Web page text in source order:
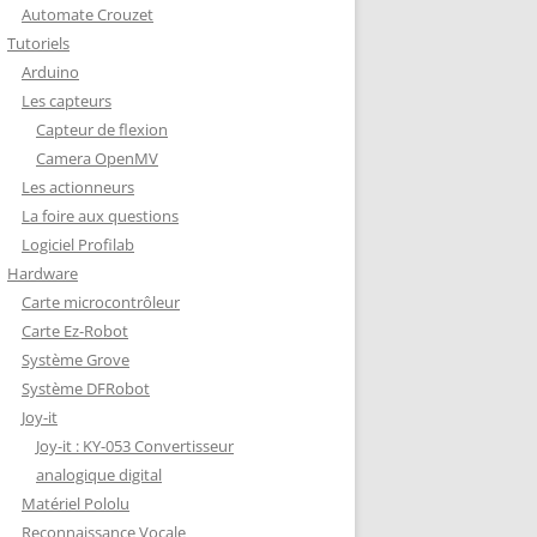
: PORTE FUSIBLE
Automate Crouzet
Tutoriels
Arduino
Les capteurs
Capteur de flexion
Camera OpenMV
Les actionneurs
La foire aux questions
Logiciel Profilab
Hardware
Carte microcontrôleur
Carte Ez-Robot
Système Grove
Système DFRobot
Joy-it
Joy-it : KY-053 Convertisseur
analogique digital
Matériel Pololu
Reconnaissance Vocale